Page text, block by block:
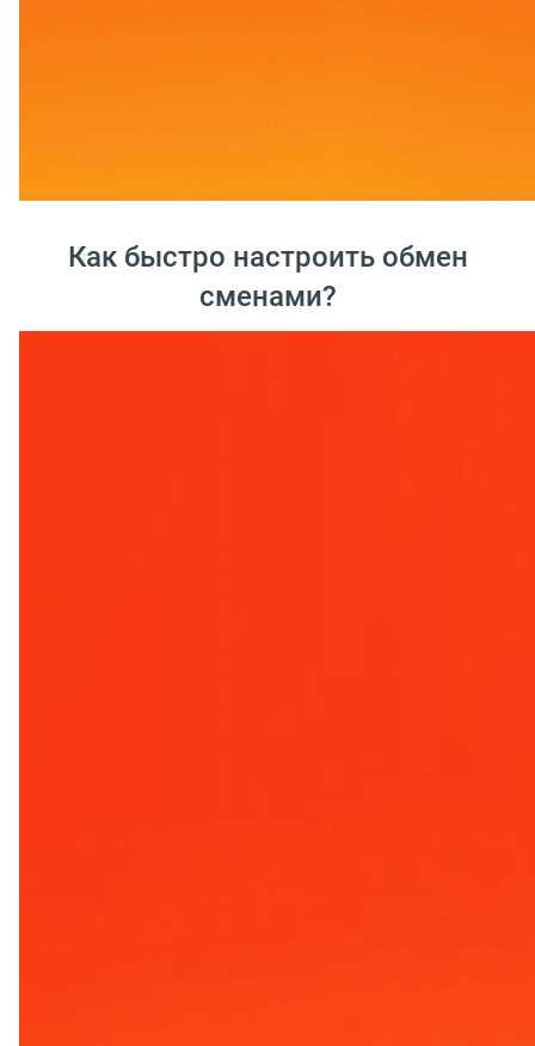
Как быстро настроить обмен
сменами?